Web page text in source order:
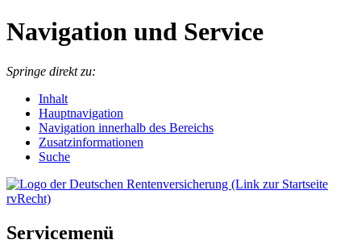
Navigation und Service
Springe direkt zu:
Inhalt
Hauptnavigation
Navigation innerhalb des Bereichs
Zusatzinformationen
Suche
Servicemenü